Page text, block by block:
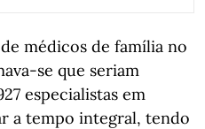
médicos de família no
se que seriam
especialistas em
a tempo integral, tendo